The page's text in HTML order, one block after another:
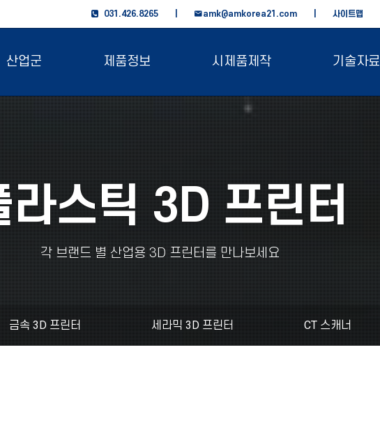
031.426.8265 | amk@amkorea21.com 사이트맵
산업군 제품정보 시제품제작 기술자료
라스틱 3D 프린터
각 브랜드 별 산업용 3D 프린터를 만나보세요
금속 3D 프린터 세라믹 3D 프린터 CT 스캐너